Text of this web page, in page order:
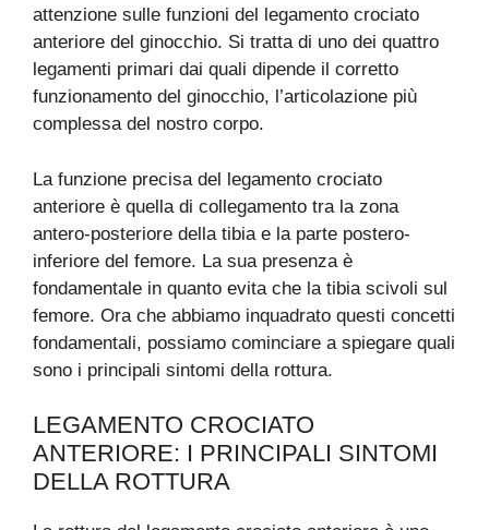
attenzione sulle funzioni del legamento crociato
anteriore del ginocchio. Si tratta di uno dei quattro
legamenti primari dai quali dipende il corretto
funzionamento del ginocchio, l’articolazione più
complessa del nostro corpo.
La funzione precisa del legamento crociato
anteriore è quella di collegamento tra la zona
antero-posteriore della tibia e la parte postero-
inferiore del femore. La sua presenza è
fondamentale in quanto evita che la tibia scivoli sul
femore. Ora che abbiamo inquadrato questi concetti
fondamentali, possiamo cominciare a spiegare quali
sono i principali sintomi della rottura.
LEGAMENTO CROCIATO
ANTERIORE: I PRINCIPALI SINTOMI
DELLA ROTTURA